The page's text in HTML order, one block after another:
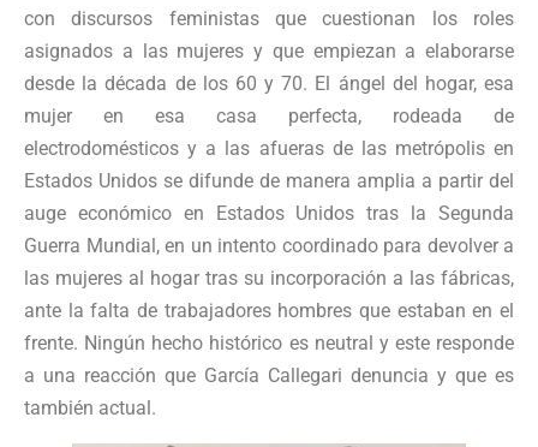
con discursos feministas que cuestionan los roles
asignados a las mujeres y que empiezan a elaborarse
desde la década de los 60 y 70. El ángel del hogar, esa
mujer en esa casa perfecta, rodeada de
electrodomésticos y a las afueras de las metrópolis en
Estados Unidos se difunde de manera amplia a partir del
auge económico en Estados Unidos tras la Segunda
Guerra Mundial, en un intento coordinado para devolver a
las mujeres al hogar tras su incorporación a las fábricas,
ante la falta de trabajadores hombres que estaban en el
frente. Ningún hecho histórico es neutral y este responde
a una reacción que García Callegari denuncia y que es
también actual.